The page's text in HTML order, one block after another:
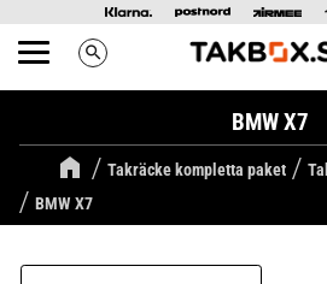
Meny search
BMW X7
Takräcke kompletta paket
BMW X7